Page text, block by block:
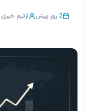
2 روز پیش ازتیم خبری